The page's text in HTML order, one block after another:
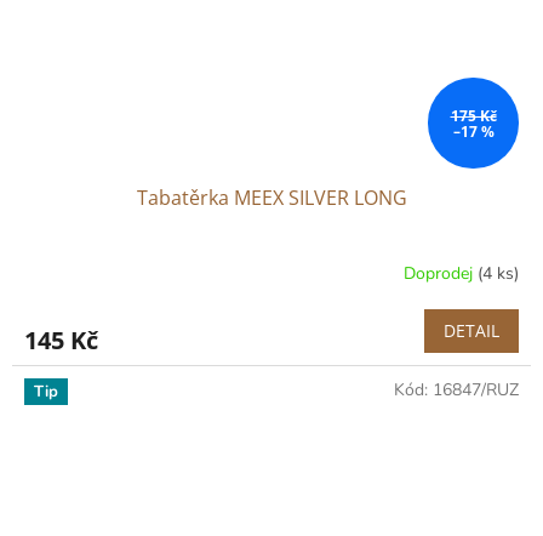
175 Kč
–17 %
Tabatěrka MEEX SILVER LONG
Doprodej (4 ks)
145 Kč DETAIL
Tip Kód: 16847/RUZ